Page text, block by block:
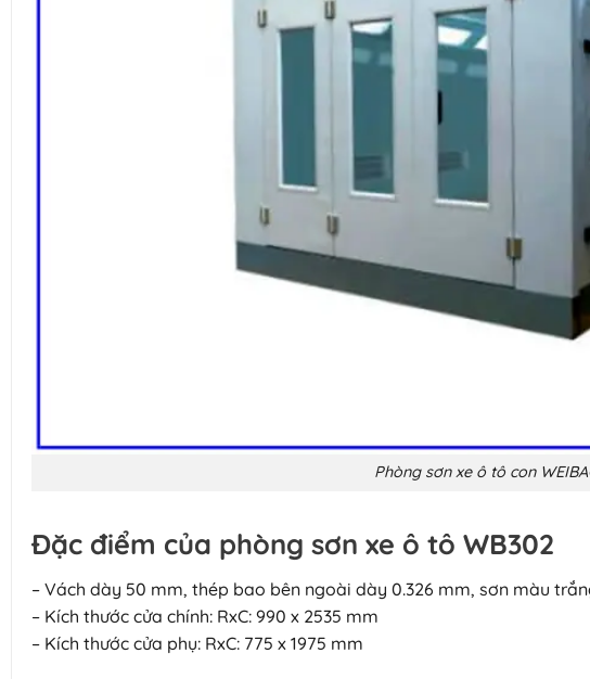
Phòng sơn xe ô tô con
Đặc điểm của phòng sơn xe ô tô WB302
– Vách dày 50 mm, thép bao bên ngoài dày 0.326 mm, sơn màu
– Kích thước cửa chính: RxC: 990 x 2535 mm
– Kích thước cửa phụ: RxC: 775 x 1975 mm